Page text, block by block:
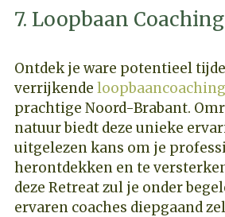
7. Loopbaan
Ontdek je ware potentieel
verrijkende
prachtige Noord-Brabant.
natuur biedt deze unieke
uitgelezen kans om je
herontdekken en te
deze Retreat zul je onder
ervaren coaches diepgaand